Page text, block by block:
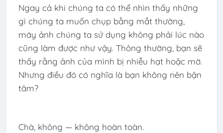
Ngay cả khi chúng ta có thể nhìn thấy những
gì chúng ta muốn chụp bằng mắt thường,
máy ảnh chúng ta sử dụng không phải lúc nào
cũng làm được như vậy. Thông thường, bạn sẽ
thấy rằng ảnh của mình bị nhiễu hạt hoặc mờ.
Nhưng điều đó có nghĩa là bạn không nên bận
tâm?
Chà, không — không hoàn toàn.